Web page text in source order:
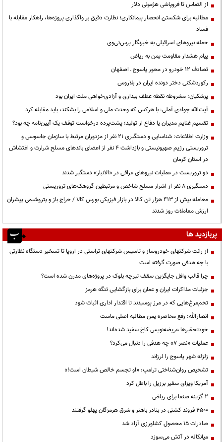
از التماس تا فروپاشی هژمونی دلار
مطالبه برای شکستن انحصار پیمانکاری؛ نظارت دقیق بر واگذاری پروژه‌ها، راهکار مقابله با
فساد
حمله نیروهای اسرائیلی به خبرنگار پرس‌تی‌وی
پیام هشدار مقاومت یمن به ریاض
تصادف ۱۲ خودرو در محور یاسوج ـ اصفهان
رکوردشکنی دختر دونده ایران در بلاروس
پزشکیان: مشروطه نقطه عطف بیداری و آزادی‌خواهی ملت ایران بود
آیت‌الله جوادی آملی: با هرکس که وحدت ملی و اسلامی را بشکند، باید مقابله کرد
تقسیم غنایم مدیران یا دفاع از تولید؛ پشت‌پرده درخواست توقف یک آیین‌نامه چه بود؟
وزارت اطلاعات: شناسایی و دستگیری ۲۱ نفر از مزدوران مرتبط با سازمان جاسوسی و
تروریستی رژیم صهیونیستی و بازداشت ۴ نفر از اعضای باندهای مسلح شرارت و اغتشاش
در استان کرمان
دو تروریست در عملیات نیروهای عراقی در «الانبار» دستگیر شدند
دستگیری ۸ نفر از اشرار مسلح شاخص و مرتبطین گروهک‌های تروریستی
معامله بیش از ۴۱۳ هزار تن کالا در بازار فیزیکی بورس کالا / حراج باز و پتروشیمی پیشران
ارزش معاملات روز شدند
پربازدید ها
از رانت‌ شرکتهای خودروساز و تاسیس شرکتهای تراستی در اروپا تا تسخیر دستگاه نظارتی
با چه هدفی صورت گرفته است
چرا قالب وافل جایگزین سقف تیرچه بلوک در پروژه‌های مدرن شده است؟
جزئیات مذاکرات ایران و عمان برای بازگشایی تنگه هرمز
تخم‌مرغ‌هایی که در مرز پوسیدند تا اقتدار اداری اثبات شود
انصارالله: رفع محاصره یمن مطالبه اصلی ماست
خودتحقیرها عریضه‌نویس کاخ سفید شده‌اند!
عملیات «نصر ۷» چه هدفی را دنبال می‌کرد؟
زلزله شهر یاسوج را لرزاند
تشخیص روان‌شناختی ترامپ: «او تجسم خالص شیطان است!»
آمریکا ویزای سفیر برزیل را باطل کرد
۲ گزینه صنعا برای ریاض
۴۵۰۰ فروند کشتی در بنادر باهنر و شرق هرمزگان پهلو گرفتند
صادرات ۱۵ محصول کشاورزی آزاد شد
میانکاله در آتش می‌سوزد